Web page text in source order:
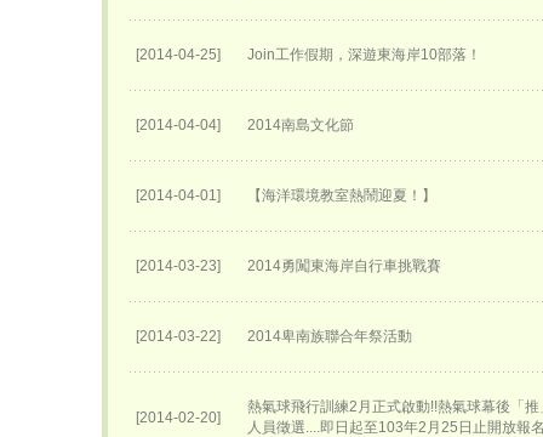
[2014-04-25] Join工作假期，深遊東海岸10部落！
[2014-04-04] 2014南島文化節
[2014-04-01] 【海洋環境教室熱鬧迎夏！】
[2014-03-23] 2014勇闖東海岸自行車挑戰賽
[2014-03-22] 2014卑南族聯合年祭活動
[2014-02-20]
熱氣球飛行訓練2月正式啟動!!熱氣球幕後「
人員徵選....即日起至103年2月25日止開放報